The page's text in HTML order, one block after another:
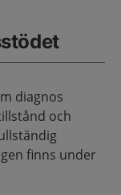
diagnos
och
finns under